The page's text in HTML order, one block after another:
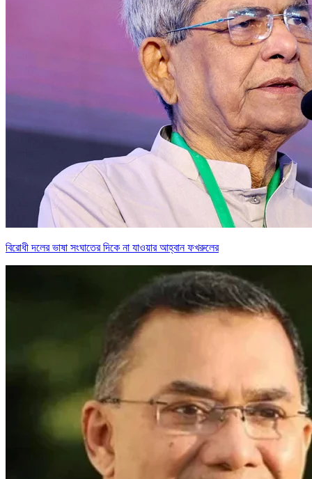
বিরোধী দলের ভাষা সংঘাতের দিকে না যাওয়ার আহ্বান ফখরুলের